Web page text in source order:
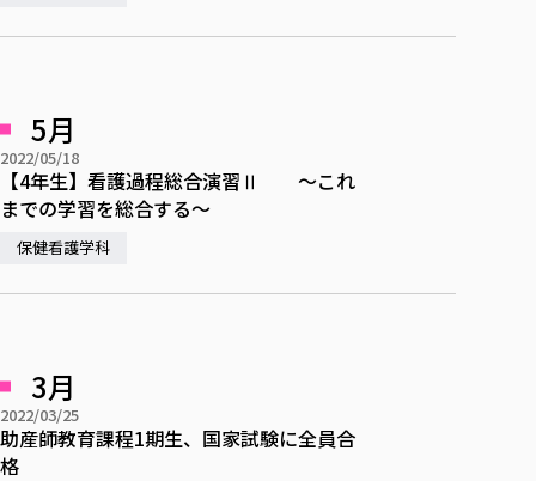
5月
2022/05/18
【4年生】看護過程総合演習Ⅱ ～これ
までの学習を総合する～
保健看護学科
3月
2022/03/25
助産師教育課程1期生、国家試験に全員合
格